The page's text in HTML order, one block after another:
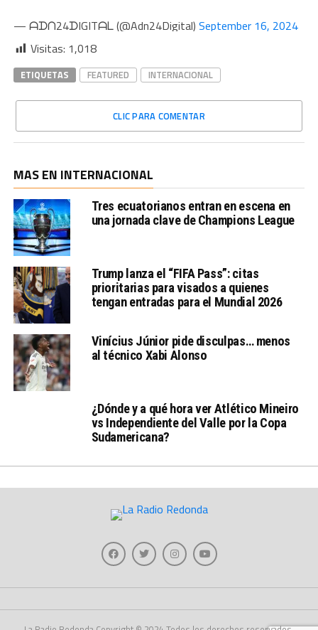
— ᗩᗪᑎ24ᗪIGITᗩᒪ (@Adn24Digital) September 16, 2024
Visitas: 1,018
ETIQUETAS FEATURED INTERNACIONAL
CLIC PARA COMENTAR
MAS EN INTERNACIONAL
Tres ecuatorianos entran en escena en
una jornada clave de Champions League
Trump lanza el “FIFA Pass”: citas
prioritarias para visados a quienes
tengan entradas para el Mundial 2026
Vinícius Júnior pide disculpas… menos
al técnico Xabi Alonso
¿Dónde y a qué hora ver Atlético Mineiro
vs Independiente del Valle por la Copa
Sudamericana?